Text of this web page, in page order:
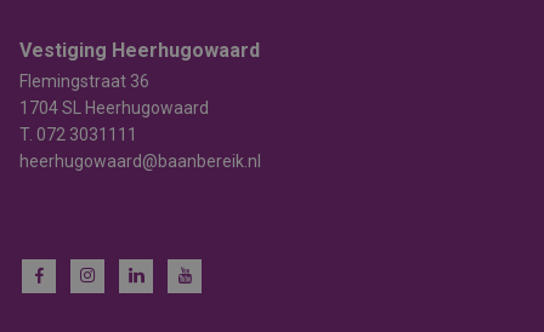
Vestiging Heerhugowaard
Flemingstraat 36
1704 SL Heerhugowaard
T. 072 3031111
heerhugowaard@baanbereik.nl